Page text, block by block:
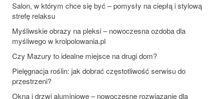
Salon, w którym chce się być – pomysły na ciepłą i stylową
strefę relaksu
Myśliwskie obrazy na pleksi – nowoczesna ozdoba dla
myśliwego w krolpolowania.pl
Czy Mazury to idealne miejsce na drugi dom?
Pielęgnacja roślin: jak dobrać częstotliwość serwisu do
przestrzeni?
Okna i drzwi aluminiowe – nowoczesne rozwiązanie dla